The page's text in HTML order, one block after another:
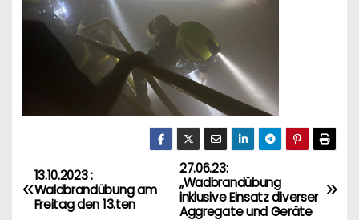
B
e
27.06.23:
„Wadbrandübung
inklusive Einsatz diverser
Aggregate und Geräte
13.10.2023 :
Waldbrandübung am
Freitag den 13.ten